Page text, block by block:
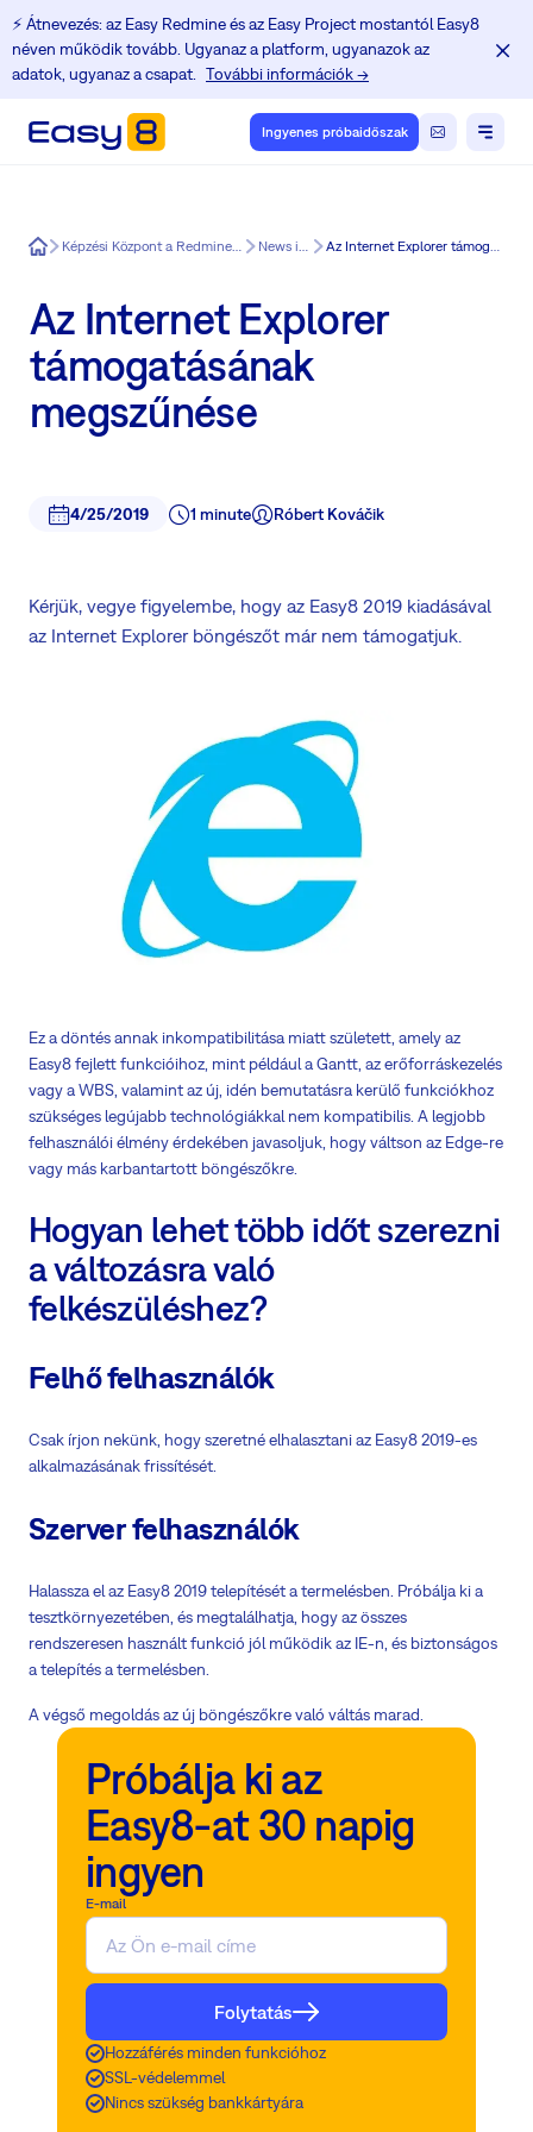
⚡️ Átnevezés: az Easy Redmine és az Easy Project mostantól Easy8
néven működik tovább. Ugyanaz a platform, ugyanazok az
adatok, ugyanaz a csapat.
További információk →
Ingyenes próbaidőszak
Easy8 Képzési Központ a Redmine felhasználók számára News in Easy8 Az Internet Explorer támogatásának megszűnése
Az Internet Explorer
támogatásának
megszűnése
4/25/2019 1 minute Róbert Kováčik
Kérjük, vegye figyelembe, hogy az Easy8 2019 kiadásával
az Internet Explorer böngészőt már nem támogatjuk.
Ez a döntés annak inkompatibilitása miatt született, amely az
Easy8 fejlett funkcióihoz, mint például a Gantt, az erőforráskezelés
vagy a WBS, valamint az új, idén bemutatásra kerülő funkciókhoz
szükséges legújabb technológiákkal nem kompatibilis. A legjobb
felhasználói élmény érdekében javasoljuk, hogy váltson az Edge-re
vagy más karbantartott böngészőkre.
Hogyan lehet több időt szerezni
a változásra való
felkészüléshez?
Felhő felhasználók
Csak írjon nekünk, hogy szeretné elhalasztani az Easy8 2019-es
alkalmazásának frissítését.
Szerverfelhasználók
Halassza el az Easy8 2019 telepítését a termelésben. Próbálja ki a
tesztkörnyezetében, és megtalálhatja, hogy az összes
rendszeresen használt funkció jól működik az IE-n, és biztonságos
a telepítés a termelésben.
A végső megoldás az új böngészőkre való váltás marad.
Próbálja ki az
Easy8-at 30 napig
ingyen
E-mail
Folytatás
Hozzáférés minden funkcióhoz
SSL-védelemmel
Nincs szükség bankkártyára